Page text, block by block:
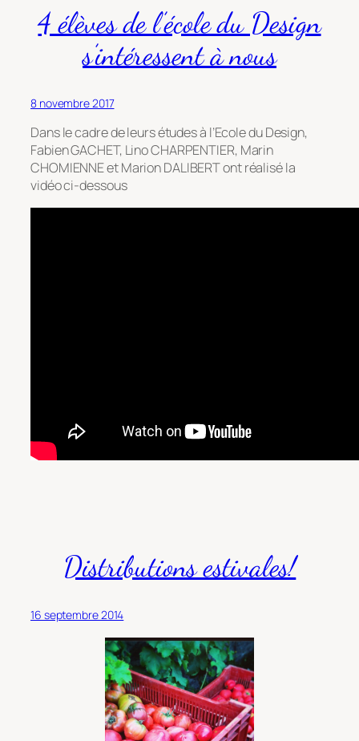
4 élèves de l’école du Design
s’intéressent à nous
8 novembre 2017
Dans le cadre de leurs études à l’Ecole du Design,
Fabien GACHET, Lino CHARPENTIER, Marin
CHOMIENNE et Marion DALIBERT ont réalisé la
vidéo ci-dessous
Distributions estivales!
16 septembre 2014